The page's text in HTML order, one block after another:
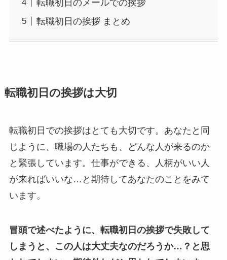
転職初日のメールでの挨拶
転職初日の挨拶 まとめ
転職初日の挨拶は大切
転職初日での挨拶はとても大切です。あなたと同
じように、職場の人たちも、どんな人が来るのか
と緊張しています。仕事ができる、人柄がいい人
が来ればいいな…と期待してあなたのことをみて
います。
冒頭で述べたように、転職初日の挨拶で失敗して
しまうと、この人は大丈夫なのだろうか…？と思